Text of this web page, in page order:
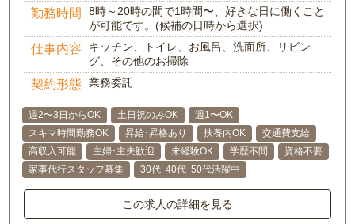
勤務時間
8時～20時の間で1時間〜、好きな日に働くこと
が可能です。(候補の日時から選択)
仕事内容
キッチン、トイレ、お風呂、洗面所、リビン
グ、その他のお掃除
契約形態 業務委託
週2〜3日からOK 土日祝のみOK
週1〜OK
スキマ時間勤務OK
昇給･昇格あり 扶養内OK
交通費支給
高収入可能
主婦･主夫歓迎 未経験OK 学歴不問
資格不要
家事代行スタッフ募集
30代･40代･50代活躍中
この求人の詳細を見る